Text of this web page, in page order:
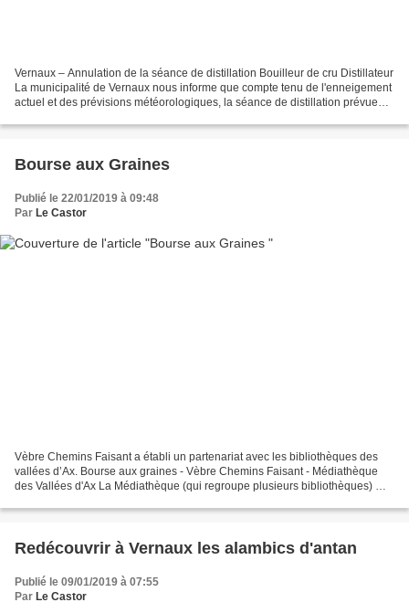
Vernaux – Annulation de la séance de distillation Bouilleur de cru Distillateur
La municipalité de Vernaux nous informe que compte tenu de l'enneigement
actuel et des prévisions météorologiques, la séance de distillation prévue
Bourse aux Graines
Publié le 22/01/2019 à 09:48
Par Le Castor
Vèbre Chemins Faisant a établi un partenariat avec les bibliothèques des
vallées d’Ax. Bourse aux graines - Vèbre Chemins Faisant - Médiathèque
des Vallées d'Ax La Médiathèque (qui regroupe plusieurs bibliothèques) met
Redécouvrir à Vernaux les alambics d'antan
Publié le 09/01/2019 à 07:55
Par Le Castor